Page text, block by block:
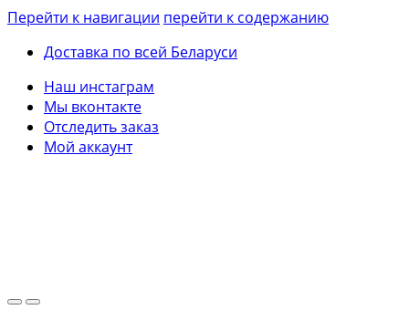
Перейти к навигации перейти к содержанию
Доставка по всей Беларуси
Наш инстаграм
Мы вконтакте
Отследить заказ
Мой аккаунт